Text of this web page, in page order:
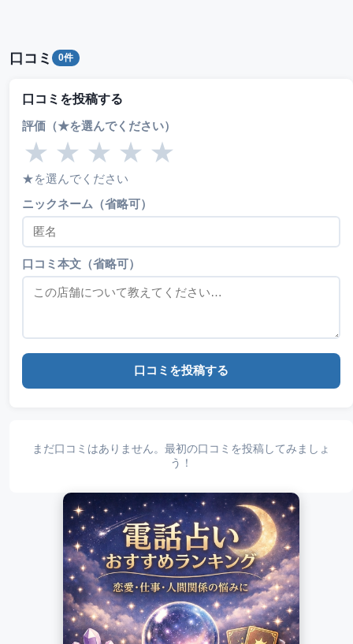
口コミ 0件
口コミを投稿する
評価（★を選んでください）
★ ★ ★ ★ ★
★を選んでください
ニックネーム（省略可）
口コミ本文（省略可）
口コミを投稿する
まだ口コミはありません。最初の口コミを投稿してみましょ
う！